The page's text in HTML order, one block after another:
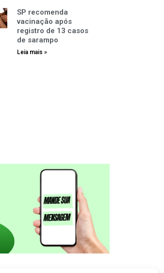
SP recomenda
vacinação após
registro de 13 casos
de sarampo
Leia mais »